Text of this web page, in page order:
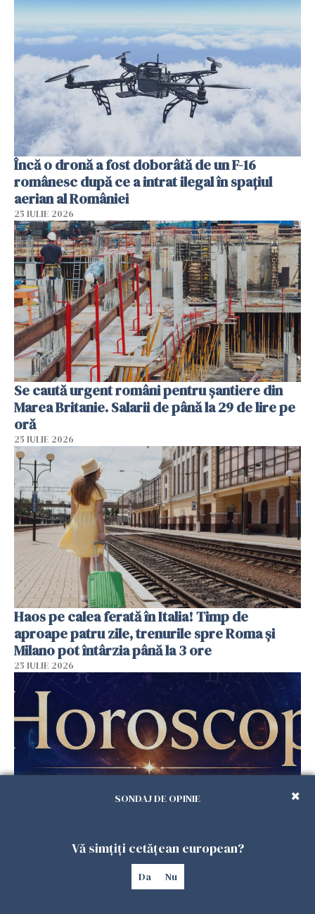
Încă o dronă a fost doborâtă de un F-16
românesc după ce a intrat ilegal în spațiul
aerian al României
25 IULIE 2026
Se caută urgent români pentru șantiere din
Marea Britanie. Salarii de până la 29 de lire pe
oră
25 IULIE 2026
Haos pe calea ferată în Italia! Timp de
aproape patru zile, trenurile spre Roma și
Milano pot întârzia până la 3 ore
25 IULIE 2026
Horoscop duminică, 26 iulie. Astrele
răstoarnă calculele pentru unele zodii
SONDAJ DE OPINIE
Vă simțiți cetățean european?
Da Nu